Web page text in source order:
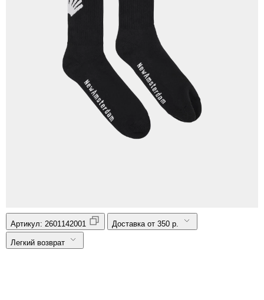
Артикул: 2601142001 Доставка от 350 р.
Легкий возврат